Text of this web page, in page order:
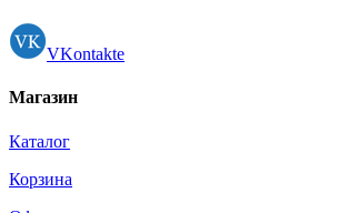
VKontakte
Магазин
Каталог
Корзина